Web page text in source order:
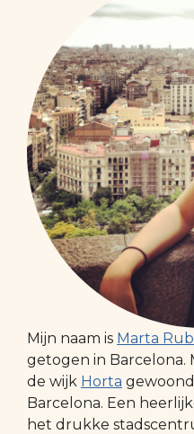
Mijn naam is Marta
getogen in Barcelona.
de wijk Horta
Barcelona. Een
het drukke